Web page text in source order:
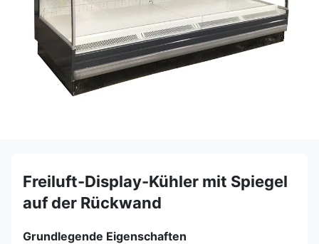
Freiluft-Display-Kühler mit Spiegel
auf der Rückwand
Grundlegende Eigenschaften